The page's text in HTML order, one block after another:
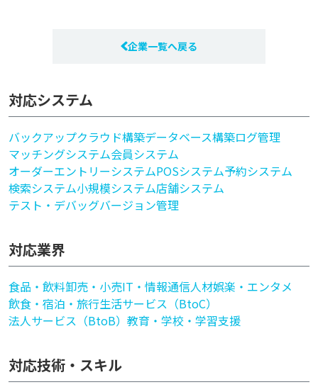
企業一覧へ戻る
対応システム
バックアップクラウド構築データベース構築ログ管理
マッチングシステム会員システム
オーダーエントリーシステムPOSシステム予約システム
検索システム小規模システム店舗システム
テスト・デバッグバージョン管理
対応業界
食品・飲料卸売・小売IT・情報通信人材娯楽・エンタメ
飲食・宿泊・旅行生活サービス（BtoC）
法人サービス（BtoB） 教育・学校・学習支援
対応技術・スキル